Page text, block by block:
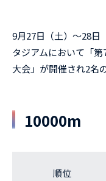
9月27日（土）～28日
タジアムにおいて「
大会」が開催され2名
10000m
順位